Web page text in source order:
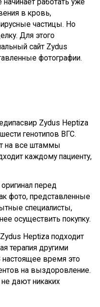
работать уже
в кровь,
частицы. Но
Для этого
сайт Zydus
фотографии.
Zydus Heptiza
генотипов ВГС.
на все штаммы
каждому пациенту,
перед
фото, представленные
специалисты,
осуществить покупку.
Heptiza подходит
терапия другими
настоящее время это
на выздоровление.
дают никаких